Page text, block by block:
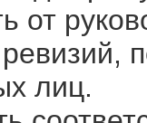
от
лиц.